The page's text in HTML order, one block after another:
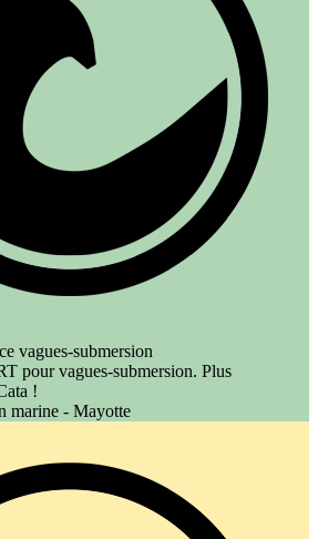
vagues-submersion
pour vagues-submersion. Plus
!
marine - Mayotte